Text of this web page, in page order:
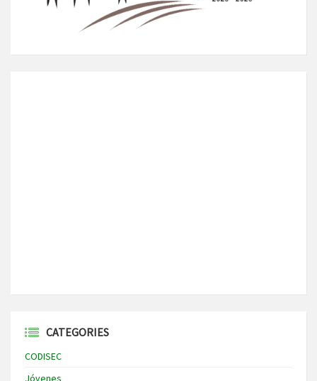
CATEGORIES
CODISEC
Jóvenes